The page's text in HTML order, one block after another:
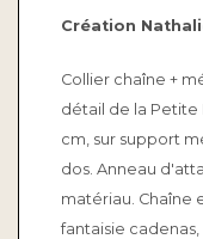
Création
Collier chaîne +
détail de la
cm, sur support
dos. Anneau
matériau. Chaîne
fantaisie